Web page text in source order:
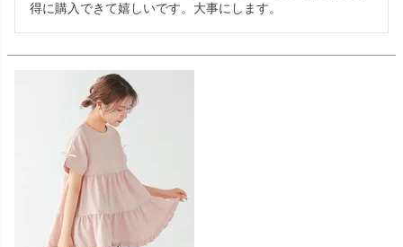
得に購入できて嬉しいです。大事にします。